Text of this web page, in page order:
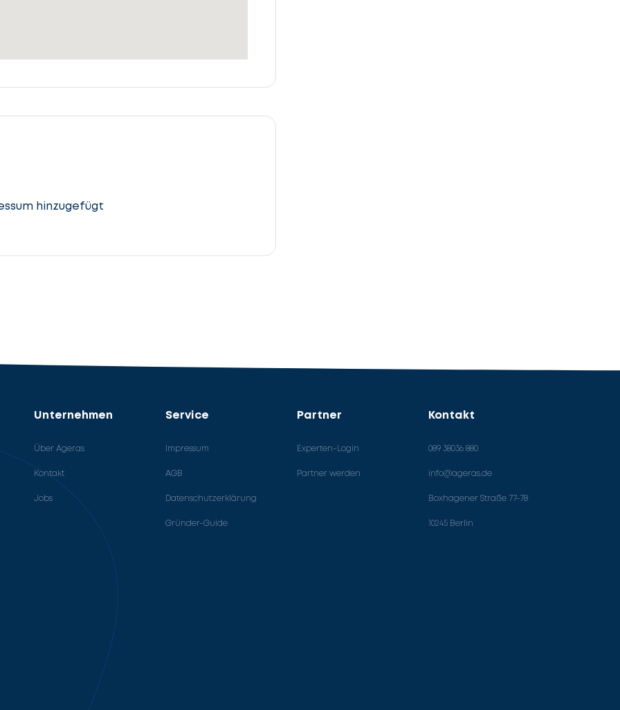
hinzugefügt
Unternehmen
Über Ageras
Kontakt
Jobs
Service
Impressum
AGB
Datenschutzerklärung
Gründer-Guide
Partner
Experten-Login
Partner werden
Kontakt
089 38036 880
info@ageras.de
Boxhagener Straße 77-78
10245 Berlin